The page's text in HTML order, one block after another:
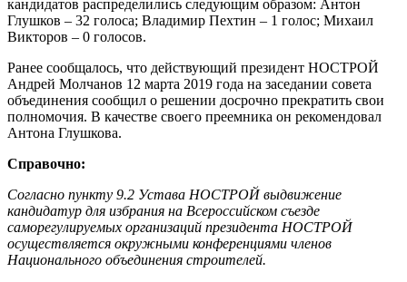
кандидатов распределились следующим образом: Антон
Глушков – 32 голоса; Владимир Пехтин – 1 голос; Михаил
Викторов – 0 голосов.
Ранее сообщалось, что действующий президент НОСТРОЙ
Андрей Молчанов 12 марта 2019 года на заседании совета
объединения сообщил о решении досрочно прекратить свои
полномочия. В качестве своего преемника он рекомендовал
Антона Глушкова.
Справочно:
Согласно пункту 9.2 Устава НОСТРОЙ выдвижение
кандидатур для избрания на Всероссийском съезде
саморегулируемых организаций президента НОСТРОЙ
осуществляется окружными конференциями членов
Национального объединения строителей.